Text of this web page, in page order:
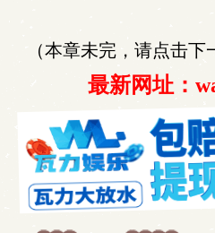
（本章未完，请点击下
最新网址：